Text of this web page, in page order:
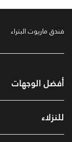
فندق ماريوت البتراء
أفضل الوجهات
للنزلاء